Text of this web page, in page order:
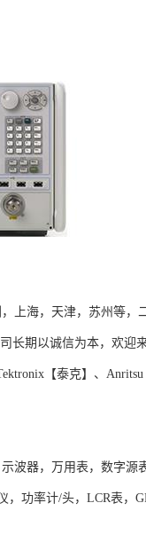
上海，天津，苏州等，
长期以诚信为本，欢迎
【泰克】、
波器，万用表，数字源
功率计/头，LCR表，